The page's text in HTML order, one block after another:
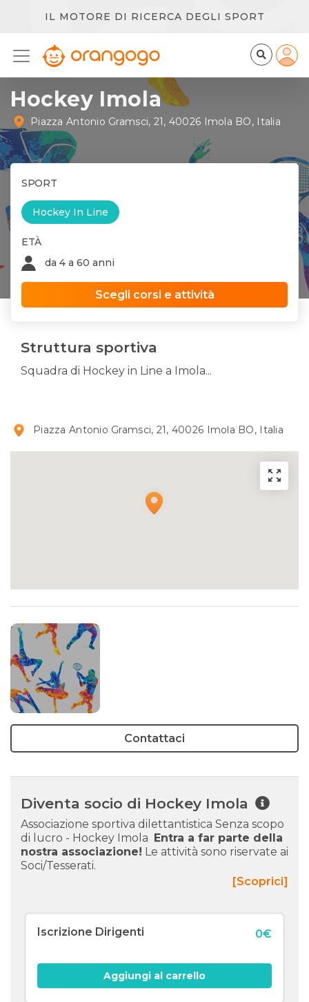
IL MOTORE DI RICERCA DEGLI SPORT
Hockey Imola
Piazza Antonio Gramsci, 21, 40026 Imola BO, Italia
SPORT
Hockey In Line
ETÀ
da 4 a 60 anni
Scegli corsi e attività
Struttura sportiva
Squadra di Hockey in Line a Imola...
Piazza Antonio Gramsci, 21, 40026 Imola BO, Italia
Contattaci
Diventa socio di Hockey Imola
Associazione sportiva dilettantistica Senza scopo
di lucro - Hockey Imola Entra a far parte della
nostra associazione! Le attività sono riservate ai
Soci/Tesserati.
[Scoprici]
Iscrizione Dirigenti 0€
Aggiungi al carrello